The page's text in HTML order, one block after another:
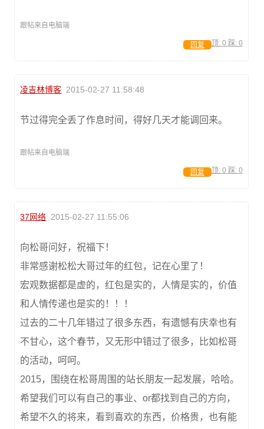
跟帖来自电脑端
顶: 0 踩: 0
回复
凌吉林博客 2015-02-27 11:58:48
节过得完全丢了作息时间，得好几天才能调回来。
跟帖来自电脑端
顶: 0 踩: 0
回复
37网络 2015-02-27 11:55:06
向松哥问好，祝福下！
非常感谢松松大哥过年的红包，记在心里了！
宏观数据都是虚的，红包是实的，人情是实的，价值
和人情传递也是实的！！！
过去的二十几年错过了很多东西，有遗憾有庆幸也有
不甘心，这个春节，又无形中错过了很多，比如松哥
的活动，呵呵。
2015，围绕在松哥周围的站长朋友一起发展，哈哈。
希望我们可以有自己的事业、or都找到自己的方向，
希望不久的将来，看到喜欢的东西，价格贵，也有能